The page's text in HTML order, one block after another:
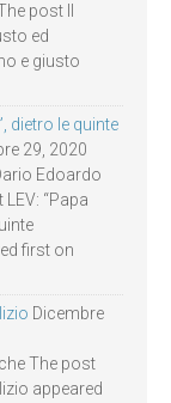
post Il
ed
e giusto
dietro le quinte
29, 2020
Edoardo
“Papa
first on
Dicembre
The post
appeared